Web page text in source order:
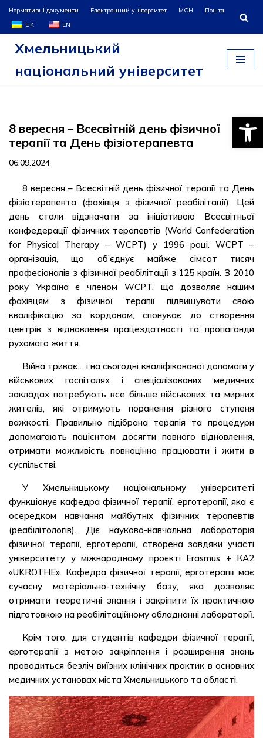
Перейти
до
Нормативні документи Електронний університет МСН
Пошта
UK
EN
Хмельницький
національний університет
8 вересня – Всесвітній день фізичної
терапії та День фізіотерапевта
06.09.2024
8 вересня – Всесвітній день фізичної терапії та День
фізіотерапевта (фахівця з фізичної реабілітації). Цей
день стали відзначати за ініціативою Всесвітньої
конфедерації фізичних терапевтів (World Confederation
for Physical Therapy – WCPT) у 1996 році. WCPT –
організація, що об’єднує майже сімсот тисяч
професіоналів з фізичної реабілітації з 125 країн. З 2010
року Україна є членом WCPT, що дозволяє нашим
фахівцям з фізичної терапії підвищувати свою
кваліфікацію за кордоном, спонукає до створення
центрів з відновлення працездатності та пропаганди
рухомого життя.
Війна триває… і на сьогодні кваліфікованої допомоги у
військових госпіталях і спеціалізованих медичних
закладах потребують все більше військових та мирних
жителів, які отримують поранення різного ступеня
важкості. Правильно підібрана терапія та процедури
допомагають пацієнтам досягти повного відновлення,
отримати можливість повноцінно працювати і жити в
суспільстві.
У Хмельницькому національному університеті
функціонує кафедра фізичної терапії, ерготерапії, яка є
осередком навчання майбутніх фізичних терапевтів
(реабілітологів). Діє науково-навчальна лабораторія
фізичної терапії, ерготерапії, створена завдяки участі
університету у міжнародному проєкті Erasmus + КА2
«UKROTHE». Кафедра фізичної терапії, ерготерапії має
сучасну матеріально-технічну базу, яка дозволяє
отримати теоретичні знання і закріпити їх практичною
підготовкою на реабілітаційному обладнанні лабораторії.
Крім того, для студентів кафедри фізичної терапії,
ерготерапії з метою закріплення і розширення знань
проводиться безліч виїзних клінічних практик в основних
медичних установах міста Хмельницького та області.